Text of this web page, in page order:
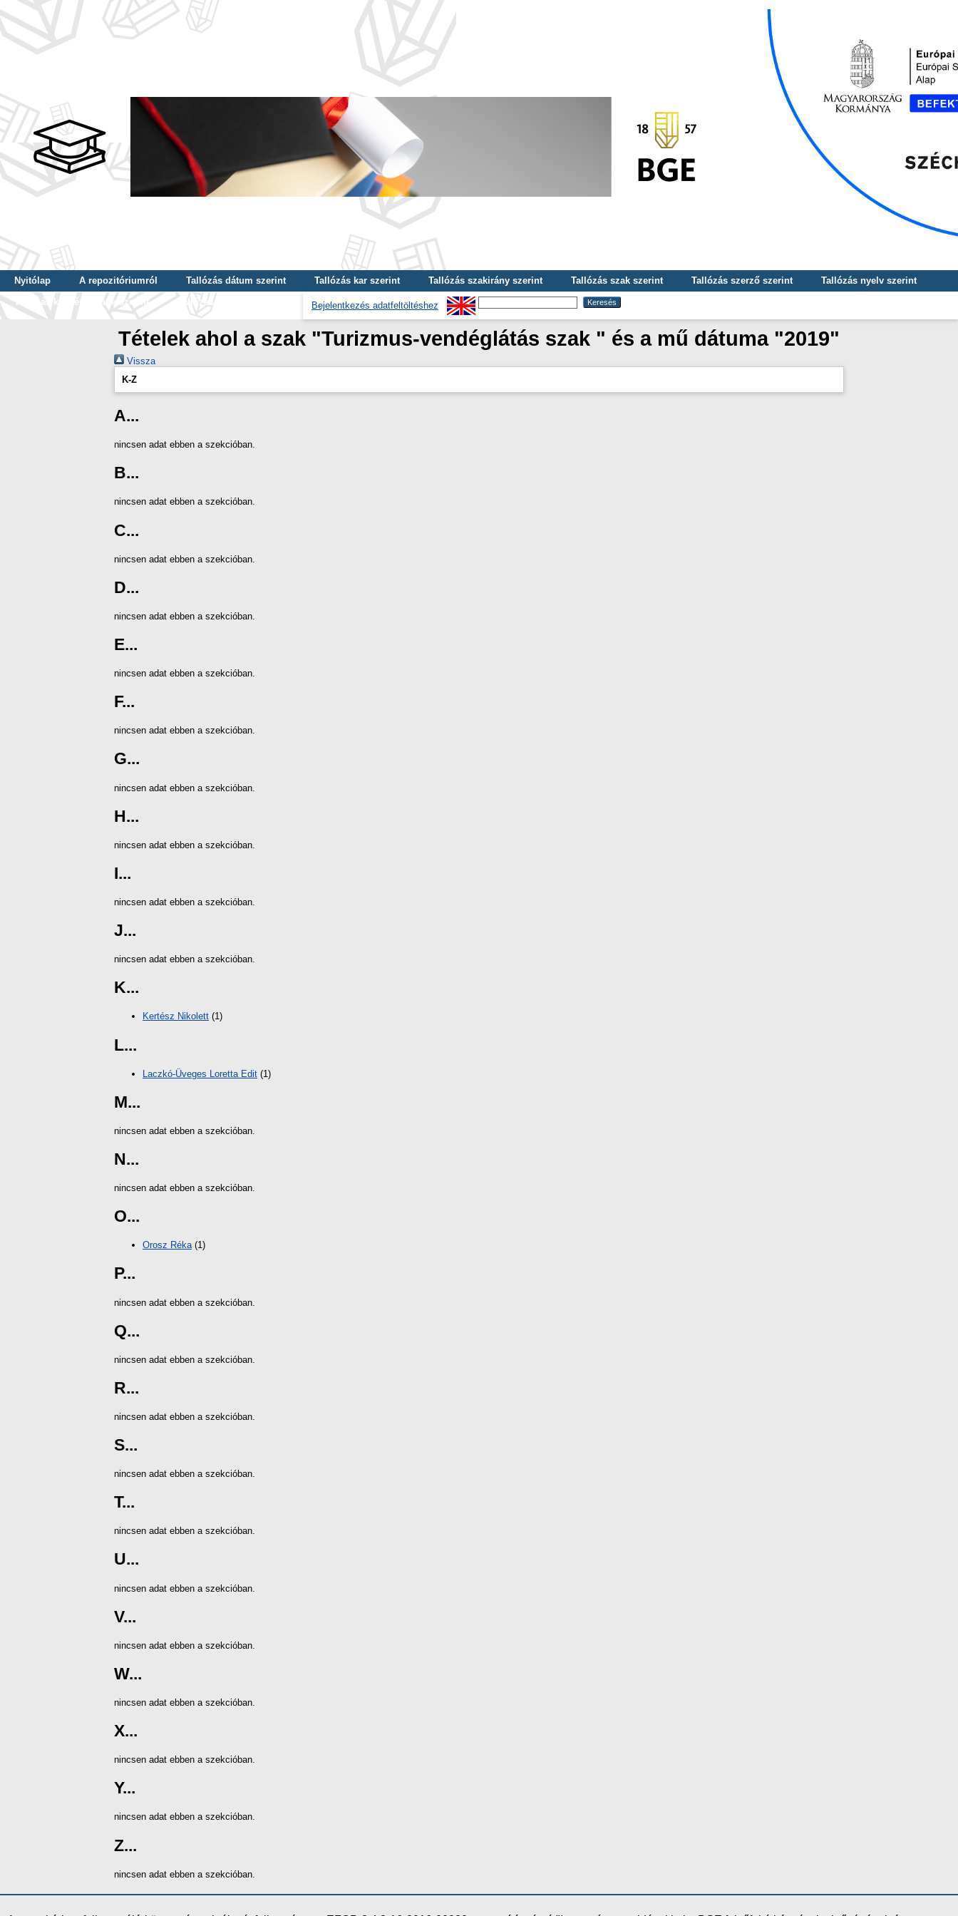
Nyitólap A repozitóriumról Tallózás dátum szerint Tallózás kar szerint Tallózás szakirány szerint Tallózás szak szerint Tallózás szerző szerint
Tallózás nyelv szerint
Tallózás képzés szintje szerint
Tallózás kulcsszó szerint Bejelentkezés adatfeltöltéshez
Tételek ahol a szak "Turizmus-vendéglátás szak " és a mű dátuma "2019"
Vissza
K-Z
A...
nincsen adat ebben a szekcióban.
B...
nincsen adat ebben a szekcióban.
C...
nincsen adat ebben a szekcióban.
D...
nincsen adat ebben a szekcióban.
E...
nincsen adat ebben a szekcióban.
F...
nincsen adat ebben a szekcióban.
G...
nincsen adat ebben a szekcióban.
H...
nincsen adat ebben a szekcióban.
I...
nincsen adat ebben a szekcióban.
J...
nincsen adat ebben a szekcióban.
K...
Kertész Nikolett (1)
L...
Laczkó-Üveges Loretta Edit (1)
M...
nincsen adat ebben a szekcióban.
N...
nincsen adat ebben a szekcióban.
O...
Orosz Réka(1)
P...
nincsen adat ebben a szekcióban.
Q...
nincsen adat ebben a szekcióban.
R...
nincsen adat ebben a szekcióban.
S...
nincsen adat ebben a szekcióban.
T...
nincsen adat ebben a szekcióban.
U...
nincsen adat ebben a szekcióban.
V...
nincsen adat ebben a szekcióban.
W...
nincsen adat ebben a szekcióban.
X...
nincsen adat ebben a szekcióban.
Y...
nincsen adat ebben a szekcióban.
Z...
nincsen adat ebben a szekcióban.